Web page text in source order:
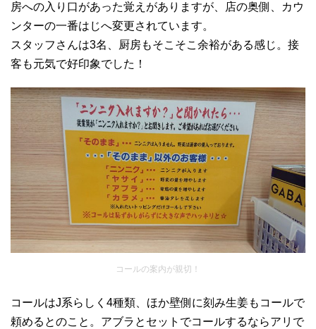
房への入り口があった覚えがありますが、店の奥側、カウ
ンターの一番はじへ変更されています。
スタッフさんは3名、厨房もそこそこ余裕がある感じ。接
客も元気で好印象でした！
コールの案内が親切！
コールはJ系らしく4種類、ほか壁側に刻み生姜もコールで
頼めるとのこと。アブラとセットでコールするならアリで